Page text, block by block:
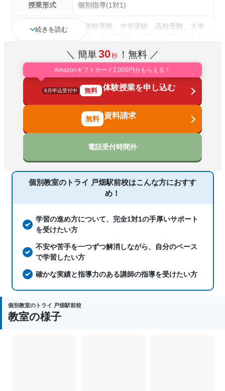
授業形式 個別指導(1対1)
通塾の目的
小学校受験、中学受験、高校受験、大学
型選抜(旧AO)対策、推薦入試対策、学校
別特化対策、国公立大対策、私大対策、
共通テスト対策、英検(英語検定)対策、
漢検(漢字検定)対策、数学特化対策、英
語・英会話特化対策、その他科目別特化
対策
中高一貫校生に対応、授業の振替可能、
不登校生に対応、学習にPC・タブレット
を利用、オンライン対応、1科目から受
講可能、季節講習のみの受講可、発達障
害・学習障害の子どもに対応、自習室あ
り
科目
国語、現代文、古典（古文・漢文）、算
数、数学、理科、物理、化学、生物、地
学、社会、倫理、日本史、世界史、歴史
情報、小論文
続きを読む
＼ 簡単30秒 ！無料 ／
Amazonギフトカード2,000円分もらえる！
8月申込受付中 無料 体験授業を申し込む
資料請求
電話受付時間外
個別教室のトライ 戸畑駅前校はこんな方におすす
め！
学習の進め方について、完全1対1の手厚いサポート
を受けたい方
不安や苦手を一つずつ解消しながら、自分のペース
で学習したい方
確かな実績と指導力のある講師の指導を受けたい方
個別教室のトライ 戸畑駅前校
教室の様子